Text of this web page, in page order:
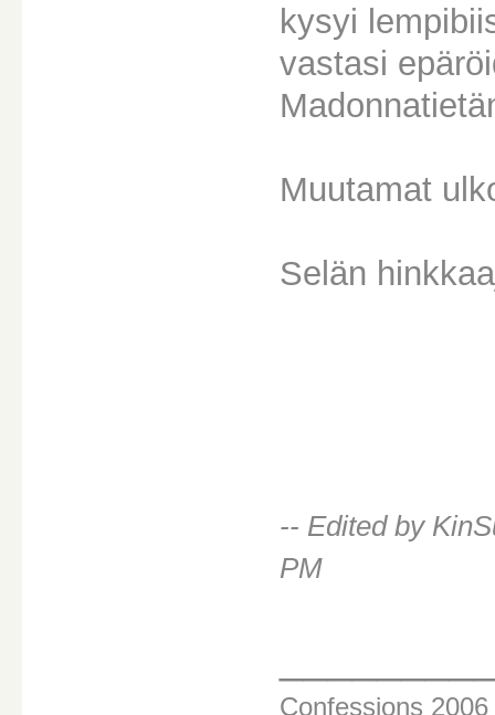
kysyi
vastasi
Muutamat
Selän
-- Edited by
PM
Confessions